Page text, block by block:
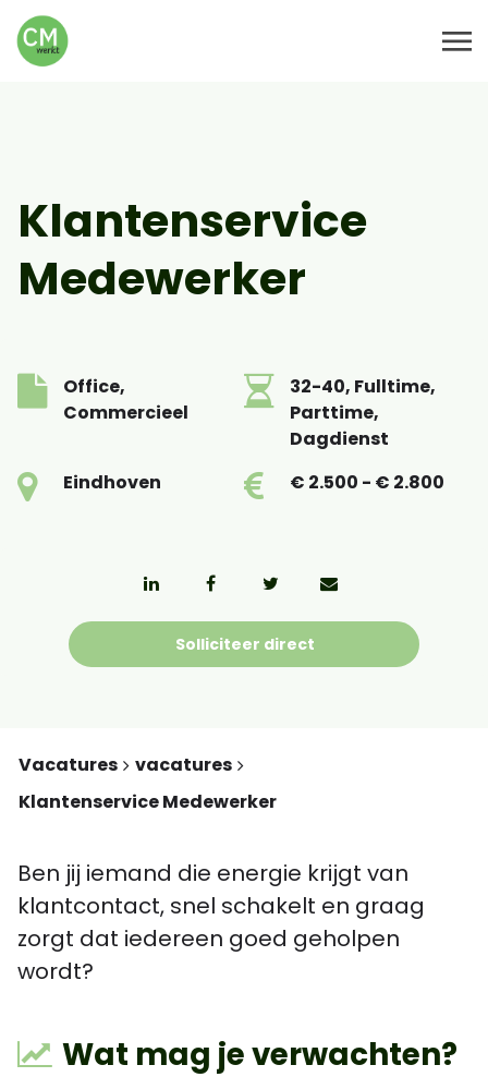
Klantenservice
Medewerker
Office,
Commercieel
32-40, Fulltime,
Parttime,
Dagdienst
Eindhoven
€ 2.500 - € 2.800
Solliciteer direct
Vacatures
vacatures
Klantenservice Medewerker
Ben jij iemand die energie krijgt van
klantcontact, snel schakelt en graag
zorgt dat iedereen goed geholpen
wordt?
Wat mag je verwachten?